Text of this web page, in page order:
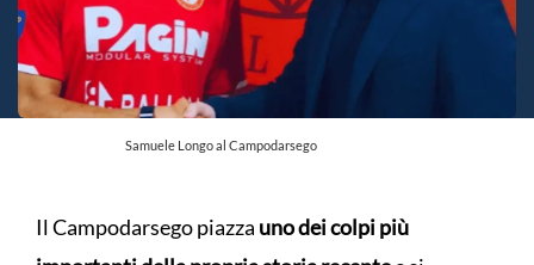
Samuele Longo al Campodarsego
Il Campodarsego piazza uno dei colpi più